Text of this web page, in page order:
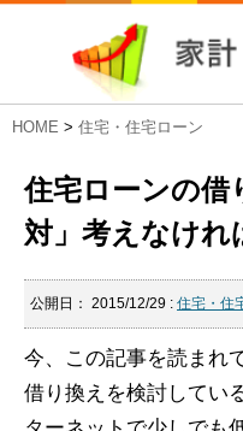
HOME > 住宅・住宅ローン
住宅ローンの借
対」考えなけれ
公開日： 2015/12/29 : 住宅・住
今、この記事を読まれ
借り換えを検討してい